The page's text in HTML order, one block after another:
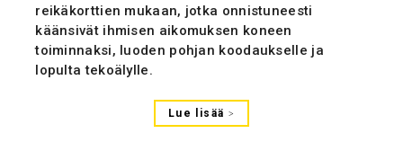
reikäkorttien mukaan, jotka onnistuneesti
käänsivät ihmisen aikomuksen koneen
toiminnaksi, luoden pohjan koodaukselle ja
lopulta tekoälylle.
Lue lisää